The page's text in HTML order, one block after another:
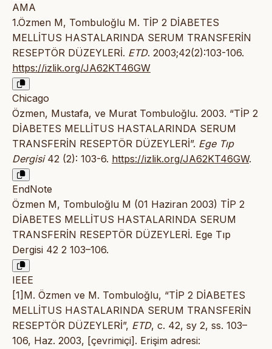
AMA
1.Özmen M, Tombuloğlu M. TİP 2 DİABETES
MELLİTUS HASTALARINDA SERUM TRANSFERİN
RESEPTÖR DÜZEYLERİ. ETD. 2003;42(2):103-106.
https://izlik.org/JA62KT46GW
Chicago
Özmen, Mustafa, ve Murat Tombuloğlu. 2003. “TİP 2
DİABETES MELLİTUS HASTALARINDA SERUM
TRANSFERİN RESEPTÖR DÜZEYLERİ”. Ege Tıp
Dergisi42 (2): 103-6. https://izlik.org/JA62KT46GW.
EndNote
Özmen M, Tombuloğlu M (01 Haziran 2003) TİP 2
DİABETES MELLİTUS HASTALARINDA SERUM
TRANSFERİN RESEPTÖR DÜZEYLERİ. Ege Tıp
Dergisi 42 2 103–106.
IEEE
[1]M. Özmen ve M. Tombuloğlu, “TİP 2 DİABETES
MELLİTUS HASTALARINDA SERUM TRANSFERİN
RESEPTÖR DÜZEYLERİ”, ETD, c. 42, sy 2, ss. 103–
106, Haz. 2003, [çevrimiçi]. Erişim adresi: